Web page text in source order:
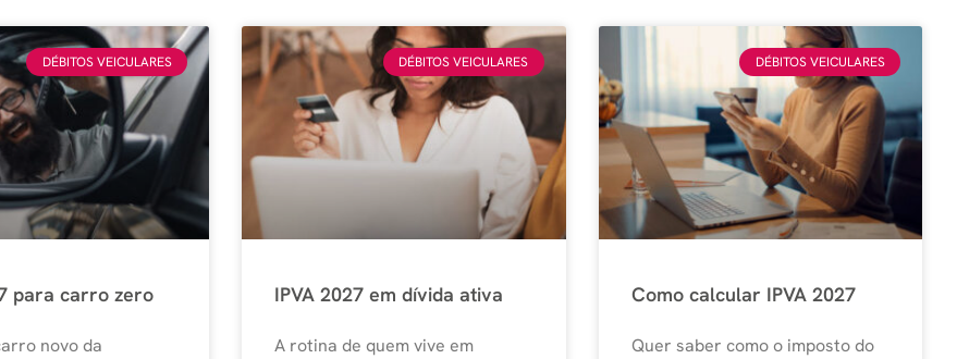
DÉBITOS VEICULARES
para carro zero
novo da
DÉBITOS VEICULARES
IPVA 2027 em dívida ativa
A rotina de quem vive em
DÉBITOS VEICULARES
Como calcular IPVA 2027
Quer saber como o imposto do